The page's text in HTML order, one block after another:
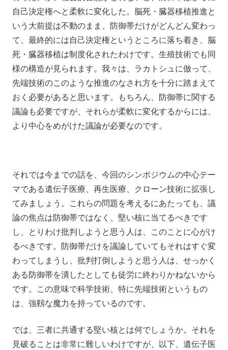
自己決定権へと柔軟に変化した。脳死・臓器移植推進と
いう大前提は不動のまま、防御帯だけがどんどん変わっ
て、最終的には自己決定権というところに落ち着き、脳
死・臓器移植は制度化されたわけです。生殖技術でも同
様の構造が見られます。我々は、ラカトシュに倣って、
先端技術のこのような推進のなされ方を十分に踏まえて
おく必要があると思います。もちろん、防御帯に関する
議論も必要ですが、それらが柔軟に変化するからには、
より中心をめがけた議論が必要なのです。
それでは今までの話を、今回のシンポジウムの中心テー
マである遺伝子医療、再生医療、クローン技術に拡張し
てみましょう。これらの問題を考えるにあたっても、議
論の焦点は防御帯ではなく、堅い核に当てるべきです
し、とりわけ批判しようと思う人は、このことに心がけ
るべきです。防御帯だけを議論していてもそれはすぐ変
わってしまうし、批判打倒しようと思う人は、せっかく
ある防御帯を潰したとしても徒労に終わりかねないから
です。この意味で科学技術、特に先端技術というもの
は、強靱な魔力を持っているのです。
では、三者に共通する堅い核とは何でしょうか。それを
見破ることは非常に難しいわけですが、以下、遺伝子医